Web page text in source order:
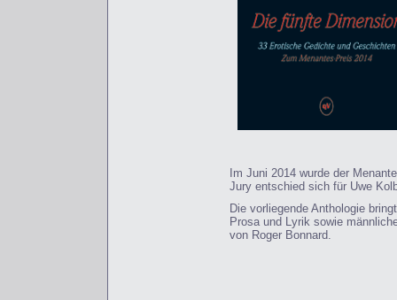
Im Juni 2014 wurde der
Jury entschied sich für Uwe
Die vorliegende Anthologie
Prosa und Lyrik sowie
von Roger Bonnard.